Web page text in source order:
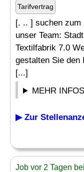
Tarifvertrag
[. .. ] suchen zum
unser Team:
Textilfabrik 7.0
gestalten Sie den
[...]
MEHR
▶ Zur
Job vor 2 Tagen